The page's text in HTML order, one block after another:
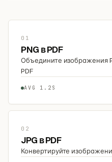
01
PNG в PDF
Объедините изображения
PDF
AVG 1.2S
02
JPG в PDF
Конвертируйте